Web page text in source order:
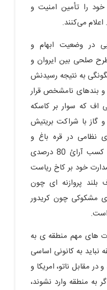
را تأمین امنیت و
می‌کنند.
در وضعیت ابهام و
صلحی بین ایروان و
به نتیجه رسیدنش
بندهای نامشخص قرار
اف که سوار بر کاسکه
گاز با شراکت بریتیش
نظامی در قره باغ و
برگزاری انتخابات زودهنگام و کسب آرائ 80 درصدی
دیگر، صدارت خود بر کاخ ریاست
بلند پروازنه ای چون
مشکوکی چون کریدور
است.
های مهم منطقه ی به
نباید به کانونی اساسی
مقابل ناتو، امریکا و
به منطقه وارد نشوند،